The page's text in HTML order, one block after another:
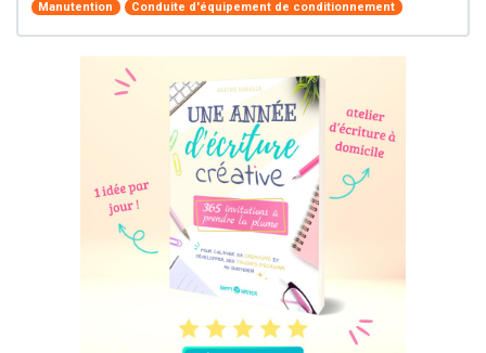
Manutention Conduite d'équipement de conditionnement